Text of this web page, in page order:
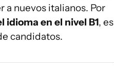
a nuevos italianos. Por
idioma en el nivel B1, es
candidatos.